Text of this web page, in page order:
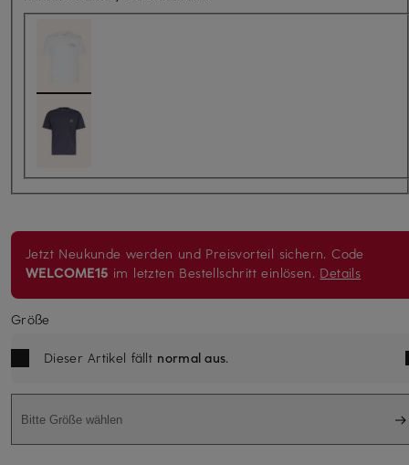
Jetzt Neukunde werden und Preisvorteil sichern. Code
WELCOME15 im letzten Bestellschritt einlösen. Details
Größe
Dieser Artikel fällt normal aus.
Bitte Größe wählen